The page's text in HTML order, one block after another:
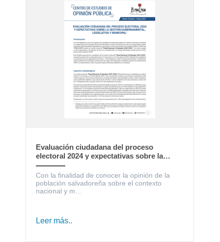
Evaluación ciudadana del proceso
electoral 2024 y expectativas sobre la
gestión gubernamental, legislativa y
municipal
Con la finalidad de conocer la opinión de la
población salvadoreña sobre el contexto
nacional y m...
Leer más..